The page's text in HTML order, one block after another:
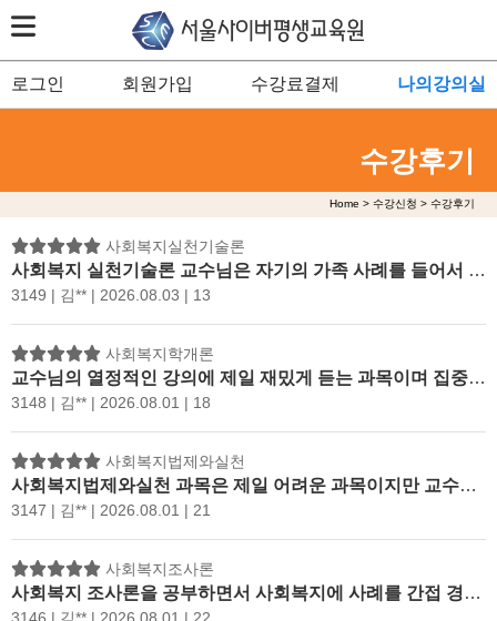
로그인 회원가입 수강료결제 나의강의실
수강후기
Home > 수강신청 > 수강후기
사회복지실천기술론
사회복지 실천기술론 교수님은 자기의 가족 사례를 들어서 강의에 접목하여 쉽게 설명하시고 열의를 가지고 강의를 하시는데 이 더운 날에도 강의 앞에서 듣는 것과 같이 집중을 할 수 있어서 매우 유익한 시간이 되었습니다. 클라이언트에 대해 긍정적인 마음과 태도를 가지고 존중하고 받아들여서 현장에서도 잘 활용할 수 있도록 마음을 가지고 일 할 수 있도록 하겠습니다. 강의 중에서 중요 부분을 표시를 하시고 첨삭를 해주시며 환언하기에서 바꿔말하기는 흉내내기가 아니며 근복적으로 다름을 말씀해 주셔서 현장에서도 잊이 않고 클라이언트를 대하도록 하겠습니다. 어려운 클라이언트 대상의 개입기술에서는 비자발적인 클라이언트는 의뢰 된 클라이언트가 시간만 채울려고 수강하는 경우에 관계 형성 즉 라포 형성 중요성이 알게 되고 클라이언트의 적대적 공격적 폭력적 행동시에서는 사회복지사 위험이 있으므로 동료나 슈퍼바이저들과 예상되는 문제에 대체 방법을 생각해야 된다는 것을 강의를 통해 알 수 있었습니다. 사회복지 실천론 강의는 사회복지사에게 필요한 기본적인 태도와 가치를 이해하는데 많은 도움이 된 것 같고 사회복지사가 현장에서 어떻게 임해야 되는지를 알 수 있었습니다.
3149 | 김** | 2026.08.03 | 13
사회복지학개론
교수님의 열정적인 강의에 제일 재밌게 듣는 과목이며 집중할 수 있어서 좋았습니다.
3148 | 김** | 2026.08.01 | 18
사회복지법제와실천
사회복지법제와실천 과목은 제일 어려운 과목이지만 교수님에 열정에 감동하며 기발고사는 좀 더 노력하여 좋는 점수를 받도록 하겠습니다.
3147 | 김** | 2026.08.01 | 21
사회복지조사론
사회복지 조사론을 공부하면서 사회복지에 사례를 간접 경험을 함으로써 현장에서도 접할 수 있을듯하여 좋은 시간이었습니다.